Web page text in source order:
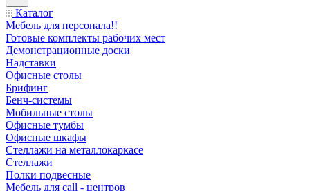
Каталог
Мебель для персонала!!
Готовые комплекты рабочих мест
Демонстрационные доски
Надставки
Офисные столы
Брифинг
Бенч-системы
Мобильные столы
Офисные тумбы
Офисные шкафы
Стеллажи на металлокаркасе
Стеллажи
Полки подвесные
Мебель для call - центров